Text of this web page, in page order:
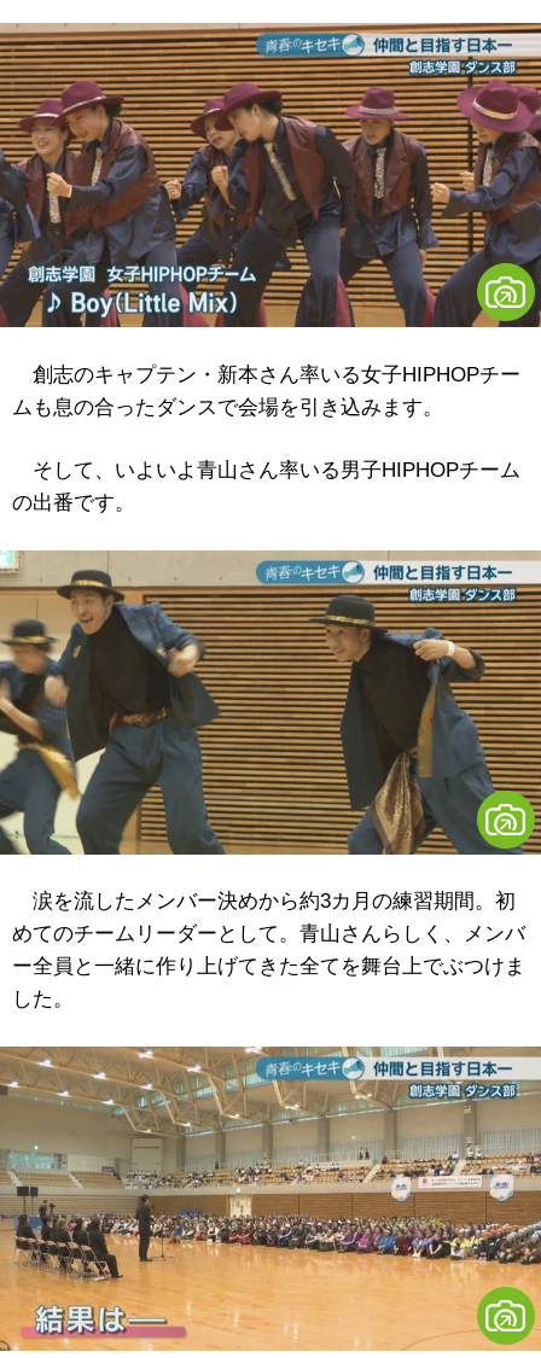
創志のキャプテン・新本さん率いる女子HIPHOPチー
ムも息の合ったダンスで会場を引き込みます。
そして、いよいよ青山さん率いる男子HIPHOPチーム
の出番です。
涙を流したメンバー決めから約3カ月の練習期間。初
めてのチームリーダーとして。青山さんらしく、メンバ
ー全員と一緒に作り上げてきた全てを舞台上でぶつけま
した。